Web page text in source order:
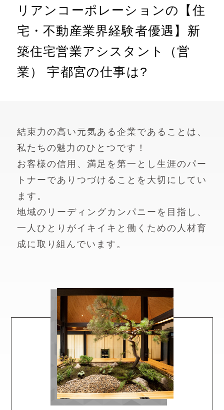
リアンコーポレーションの【住
宅・不動産業界経験者優遇】新
築住宅営業アシスタント（営
業） 宇都宮の仕事は?
結束力の高い元気ある企業であることは、
私たちの魅力のひとつです！
お客様の信用、満足を第一とし生涯のパー
トナーでありつづけることを大切にしてい
ます。
地域のリーディングカンパニーを目指し、
一人ひとりがイキイキと働くための人材育
成に取り組んでいます。